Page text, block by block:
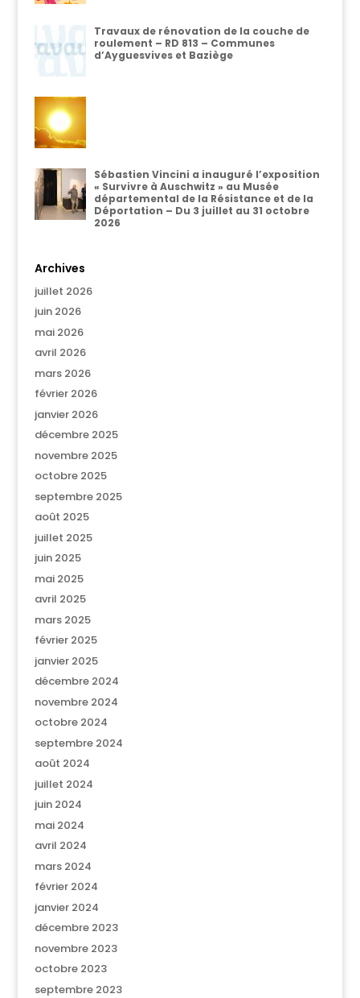
Travaux de rénovation de la couche de
roulement – RD 813 – Communes
d’Ayguesvives et Baziège
Sébastien Vincini a inauguré l’exposition
« Survivre à Auschwitz » au Musée
départemental de la Résistance et de la
Déportation – Du 3 juillet au 31 octobre
2026
Archives
juillet 2026
juin 2026
mai 2026
avril 2026
mars 2026
février 2026
janvier 2026
décembre 2025
novembre 2025
octobre 2025
septembre 2025
août 2025
juillet 2025
juin 2025
mai 2025
avril 2025
mars 2025
février 2025
janvier 2025
décembre 2024
novembre 2024
octobre 2024
septembre 2024
août 2024
juillet 2024
juin 2024
mai 2024
avril 2024
mars 2024
février 2024
janvier 2024
décembre 2023
novembre 2023
octobre 2023
septembre 2023